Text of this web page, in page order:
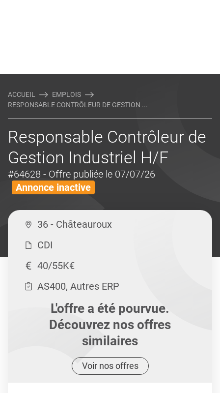
ACCUEIL
EMPLOIS
RESPONSABLE CONTRÔLEUR DE GESTION ...
Responsable Contrôleur de
Gestion Industriel H/F
#64628 - Offre publiée le 07/07/26
Annonce inactive
36 - Châteauroux
CDI
40/55K€
AS400, Autres ERP
L'offre a été pourvue.
Découvrez nos offres
similaires
Voir nos offres